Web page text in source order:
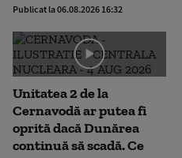
Publicat la 06.08.2026 16:32
Unitatea 2 de la
Cernavodă ar putea fi
oprită dacă Dunărea
continuă să scadă. Ce